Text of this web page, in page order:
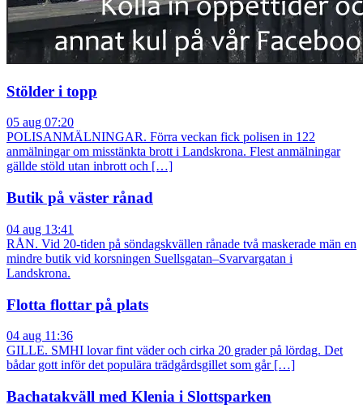
Stölder i topp
05 aug 07:20
POLISANMÄLNINGAR. Förra veckan fick polisen in 122
anmälningar om misstänkta brott i Landskrona. Flest anmälningar
gällde stöld utan inbrott och […]
Butik på väster rånad
04 aug 13:41
RÅN. Vid 20-tiden på söndagskvällen rånade två maskerade män en
mindre butik vid korsningen Suellsgatan–Svarvargatan i
Landskrona.
Flotta flottar på plats
04 aug 11:36
GILLE. SMHI lovar fint väder och cirka 20 grader på lördag. Det
bådar gott inför det populära trädgårdsgillet som går […]
Bachatakväll med Klenia i Slottsparken